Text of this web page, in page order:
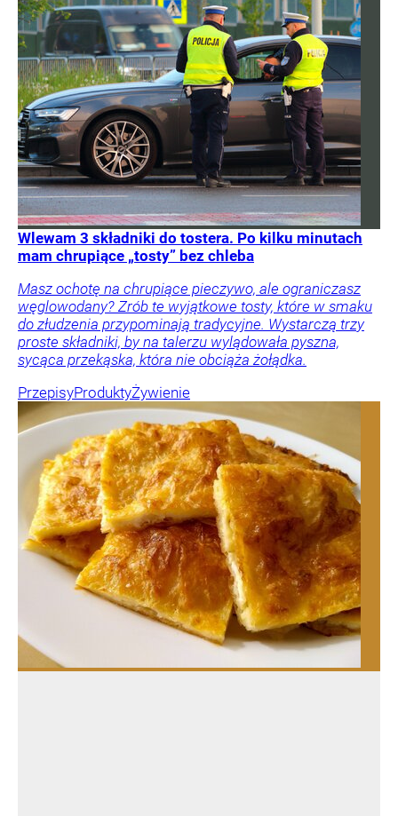
Wlewam 3 składniki do tostera. Po kilku minutach
mam chrupiące „tosty” bez chleba
Masz ochotę na chrupiące pieczywo, ale ograniczasz
węglowodany? Zrób te wyjątkowe tosty, które w smaku
do złudzenia przypominają tradycyjne. Wystarczą trzy
proste składniki, by na talerzu wylądowała pyszna,
sycąca przekąska, która nie obciąża żołądka.
PrzepisyProduktyŻywienie